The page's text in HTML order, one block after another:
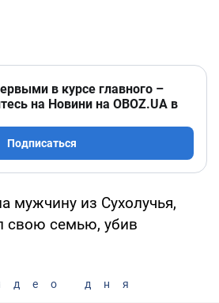
в курсе главного –
на Новини на OBOZ.UA в
Подписаться
мужчину из Сухолучья,
свою семью, убив
дня